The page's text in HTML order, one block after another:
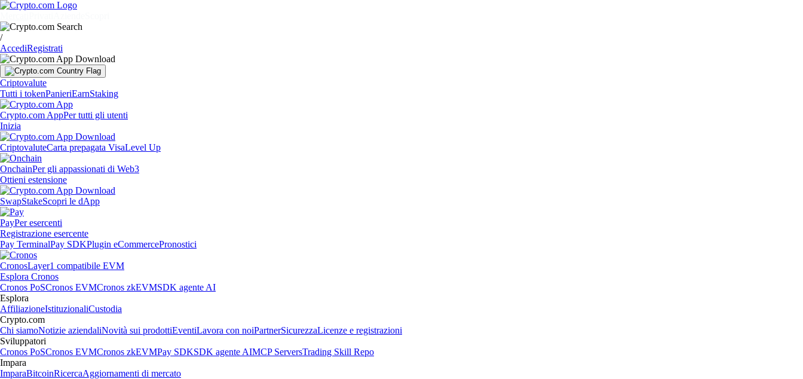
/
AccediRegistrati
Criptovalute
Tutti i tokenPanieriEarnStaking
Crypto.com AppPer tutti gli utenti
Inizia
CriptovaluteCarta prepagata VisaLevel Up
OnchainPer gli appassionati di Web3
Ottieni estensione
SwapStakeScopri le dApp
PayPer esercenti
Registrazione esercente
Pay TerminalPay SDKPlugin eCommercePronostici
CronosLayer1 compatibile EVM
Esplora Cronos
Cronos PoSCronos EVMCronos zkEVMSDK agente AI
Esplora
AffiliazioneIstituzionaliCustodia
Crypto.com
Chi siamoNotizie aziendaliNovità sui prodottiEventiLavora con noiPartnerSicurezzaLicenze e registrazioni
Sviluppatori
Cronos PoSCronos EVMCronos zkEVMPay SDKSDK agente AIMCP ServersTrading Skill Repo
Impara
ImparaBitcoinRicercaAggiornamenti di mercato